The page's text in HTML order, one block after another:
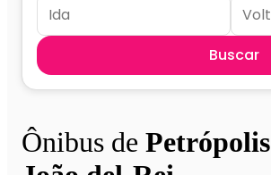
Buscar
Ônibus de Petrópolis